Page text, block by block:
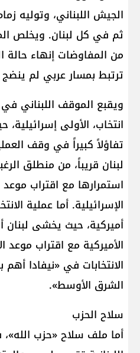
الجيش اللبناني، وتوليه
ثم في كل لبنان. ويخلص
من المفاوضات إنهاء حالة
ترتبط بمسار عربي لم
ويقبع الموقف اللبناني
انتخاب، الأولى
تفاؤلاً كبيراً في وقف
لبنان قريباً، من منطلق
استمرارها مع اقتراب موعد
الإسرائيلية. أما عملية
أميركية، حيث يخشى لبنان
الأميركية مع اقتراب موعد
الانتخابات في «نيفادا
الشرق الأوسط».
سلاح الحزب
أما ملف سلاح «حزب الله»،